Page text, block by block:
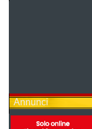
Annunci